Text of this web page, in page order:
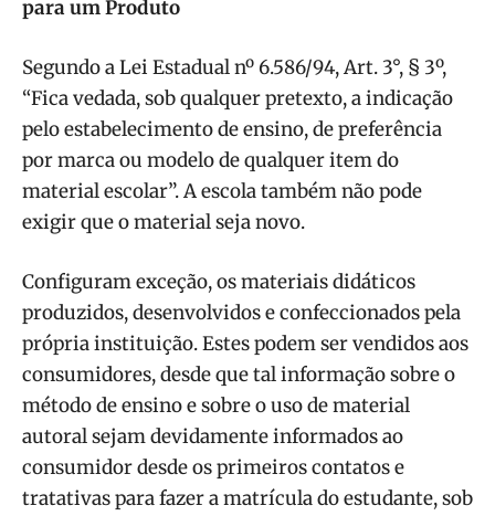
para um Produto
Segundo a Lei Estadual nº 6.586/94, Art. 3°, § 3º,
“Fica vedada, sob qualquer pretexto, a indicação
pelo estabelecimento de ensino, de preferência
por marca ou modelo de qualquer item do
material escolar”. A escola também não pode
exigir que o material seja novo.
Configuram exceção, os materiais didáticos
produzidos, desenvolvidos e confeccionados pela
própria instituição. Estes podem ser vendidos aos
consumidores, desde que tal informação sobre o
método de ensino e sobre o uso de material
autoral sejam devidamente informados ao
consumidor desde os primeiros contatos e
tratativas para fazer a matrícula do estudante, sob